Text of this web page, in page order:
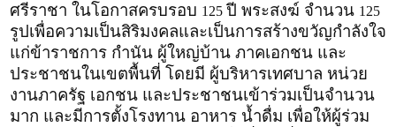
ศรีราชา ในโอกาสครบรอบ 125 ปี พระสงฆ์ จำนวน 125
รูปเพื่อความเป็นสิริมงคลและเป็นการสร้างขวัญกำลังใจ
แก่ข้าราชการ กำนัน ผู้ใหญ่บ้าน ภาคเอกชน และ
ประชาชนในเขตพื้นที่ โดยมี ผู้บริหารเทศบาล หน่วย
งานภาครัฐ เอกชน และประชาชนเข้าร่วมเป็นจำนวน
มาก และมีการตั้งโรงทาน อาหาร น้ำดื่ม เพื่อให้ผู้ร่วม